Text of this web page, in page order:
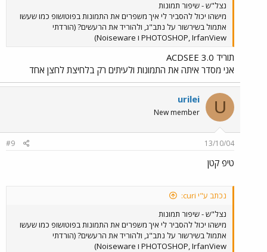
נצל"ש - שיפור תמונות
מישהו יכול להסביר לי איך משפרים את התמונות בפוטושופ כמו שעשו
אתמול בשירשור על נתב"ג, ולהוריד את הרעשים? (הורדתי
PHOTOSHOP, IrfanView ו Noiseware)
תוריד ACDSEE 3.0
אני מסדר איתה את התמונות ולעיתים רק בלחיצת לחצן אחד
U
urilei
New member
13/10/04
#9
טיפ קטן
נכתב ע"י curi:
נצל"ש - שיפור תמונות
מישהו יכול להסביר לי איך משפרים את התמונות בפוטושופ כמו שעשו
אתמול בשירשור על נתב"ג, ולהוריד את הרעשים? (הורדתי
PHOTOSHOP, IrfanView ו Noiseware)